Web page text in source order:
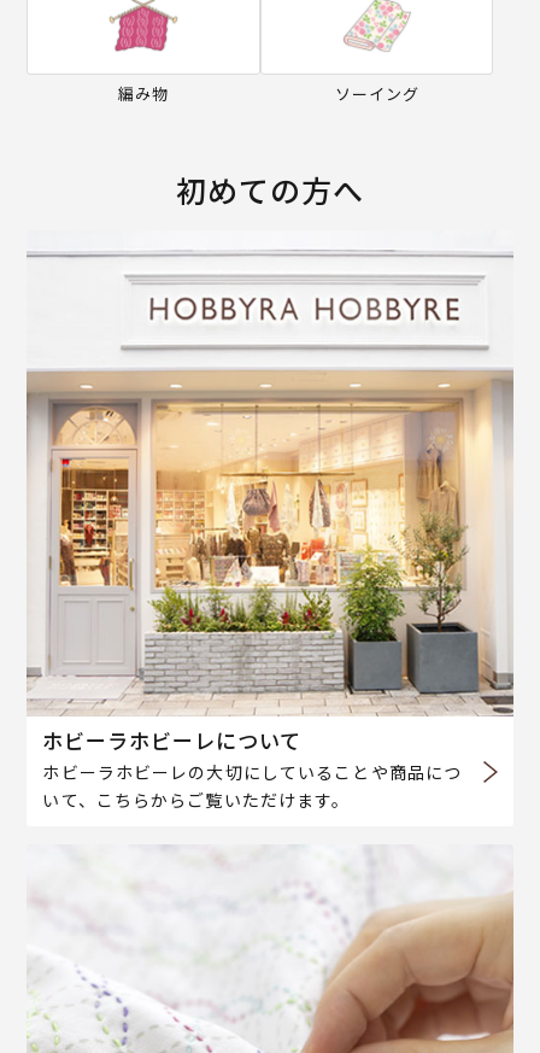
編み物 ソーイング
初めての方へ
ホビーラホビーレについて
ホビーラホビーレの大切にしていることや商品につ
いて、こちらからご覧いただけます。